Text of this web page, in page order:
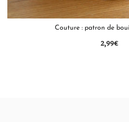
QUICK VIEW
Couture : patron de
2,99€